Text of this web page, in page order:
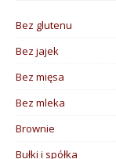
Bez glutenu
Bez jajek
Bez mięsa
Bez mleka
Brownie
Bułki i spółka